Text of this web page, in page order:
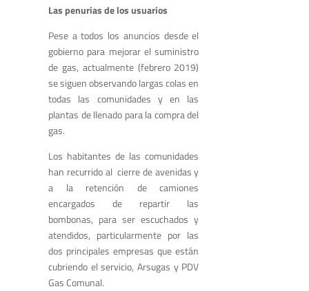
Las penurias de los usuarios
Pese a todos los anuncios desde el
gobierno para mejorar el suministro
de gas, actualmente (febrero 2019)
se siguen observando largas colas en
todas las comunidades y en las
plantas de llenado para la compra del
gas.
Los habitantes de las comunidades
han recurrido al cierre de avenidas y
a la retención de camiones
encargados de repartir las
bombonas, para ser escuchados y
atendidos, particularmente por las
dos principales empresas que están
cubriendo el servicio, Arsugas y PDV
Gas Comunal.